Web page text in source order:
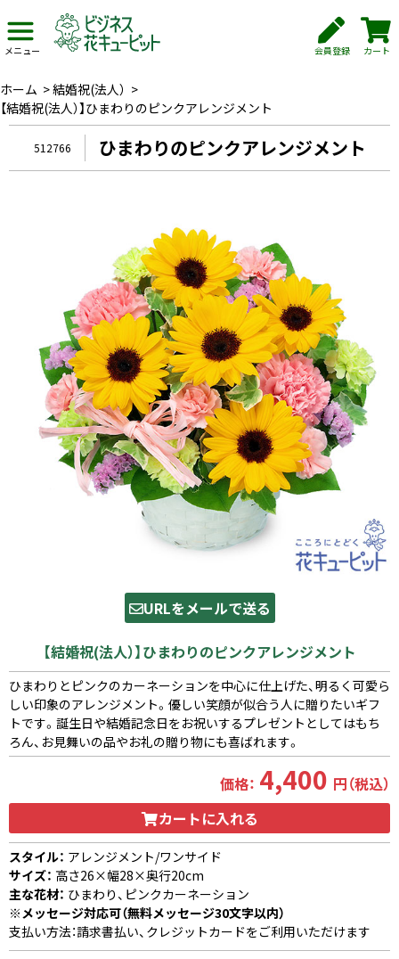
メニュー 会員登録 カート
ホーム >結婚祝(法人） >
【結婚祝(法人）】ひまわりのピンクアレンジメント
512766 ひまわりのピンクアレンジメント
URLをメールで送る
【結婚祝(法人）】ひまわりのピンクアレンジメント
ひまわりとピンクのカーネーションを中心に仕上げた、明るく可愛ら
しい印象のアレンジメント。優しい笑顔が似合う人に贈りたいギフ
トです。誕生日や結婚記念日をお祝いするプレゼントとしてはもち
ろん、お見舞いの品やお礼の贈り物にも喜ばれます。
価格： 4,400 円（税込）
カートに入れる
スタイル： アレンジメント/ワンサイド
サイズ： 高さ26×幅28×奥行20cm
主な花材： ひまわり、ピンクカーネーション
※メッセージ対応可（無料メッセージ30文字以内）
支払い方法：請求書払い、クレジットカードをご利用いただけます